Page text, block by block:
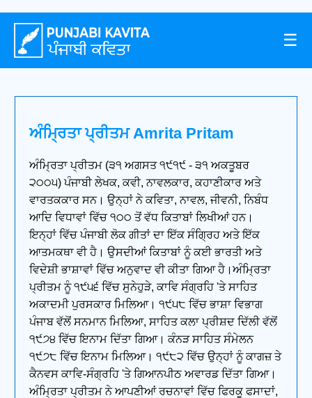
☰
ਅੰਮ੍ਰਿਤਾ ਪ੍ਰੀਤਮ Amrita Pritam
ਅੰਮ੍ਰਿਤਾ ਪ੍ਰੀਤਮ (੩੧ ਅਗਸਤ ੧੯੧੯ - ੩੧ ਅਕਤੂਬਰ
੨੦੦੫) ਪੰਜਾਬੀ ਲੇਖਕ, ਕਵੀ, ਨਾਵਲਕਾਰ, ਕਹਾਣੀਕਾਰ ਅਤੇ
ਵਾਰਤਕਕਾਰ ਸਨ। ਉਨ੍ਹਾਂ ਨੇ ਕਵਿਤਾ, ਨਾਵਲ, ਜੀਵਨੀ, ਨਿਬੰਧ
ਆਦਿ ਵਿਧਾਵਾਂ ਵਿੱਚ ੧੦੦ ਤੋਂ ਵੱਧ ਕਿਤਾਬਾਂ ਲਿਖੀਆਂ ਹਨ।
ਇਨ੍ਹਾਂ ਵਿੱਚ ਪੰਜਾਬੀ ਲੋਕ ਗੀਤਾਂ ਦਾ ਇੱਕ ਸੰਗ੍ਰਿਹ ਅਤੇ ਇੱਕ
ਆਤਮਕਥਾ ਵੀ ਹੈ। ਉਸਦੀਆਂ ਕਿਤਾਬਾਂ ਨੂੰ ਕਈ ਭਾਰਤੀ ਅਤੇ
ਵਿਦੇਸ਼ੀ ਭਾਸ਼ਾਵਾਂ ਵਿੱਚ ਅਨੁਵਾਦ ਵੀ ਕੀਤਾ ਗਿਆ ਹੈ।ਅੰਮ੍ਰਿਤਾ
ਪ੍ਰੀਤਮ ਨੂੰ ੧੯੫੬ ਵਿੱਚ ਸੁਨੇਹੁੜੇ, ਕਾਵਿ ਸੰਗ੍ਰਹਿ 'ਤੇ ਸਾਹਿਤ
ਅਕਾਦਮੀ ਪੁਰਸਕਾਰ ਮਿਲਿਆ। ੧੯੫੮ ਵਿੱਚ ਭਾਸ਼ਾ ਵਿਭਾਗ
ਪੰਜਾਬ ਵੱਲੋਂ ਸਨਮਾਨ ਮਿਲਿਆ, ਸਾਹਿਤ ਕਲਾ ਪ੍ਰੀਸ਼ਦ ਦਿੱਲੀ ਵੱਲੋਂ
੧੯੭੪ ਵਿੱਚ ਇਨਾਮ ਦਿੱਤਾ ਗਿਆ। ਕੰਨੜ ਸਾਹਿਤ ਸੰਮੇਲਨ
੧੯੭੮ ਵਿੱਚ ਇਨਾਮ ਮਿਲਿਆ। ੧੯੮੨ ਵਿੱਚ ਉਨ੍ਹਾਂ ਨੂੰ ਕਾਗਜ਼ ਤੇ
ਕੈਨਵਸ ਕਾਵਿ-ਸੰਗ੍ਰਹਿ 'ਤੇ ਗਿਆਨਪੀਠ ਅਵਾਰਡ ਦਿੱਤਾ ਗਿਆ।
ਅੰਮ੍ਰਿਤਾ ਪ੍ਰੀਤਮ ਨੇ ਆਪਣੀਆਂ ਰਚਨਾਵਾਂ ਵਿੱਚ ਫਿਰਕੂ ਫਸਾਦਾਂ,